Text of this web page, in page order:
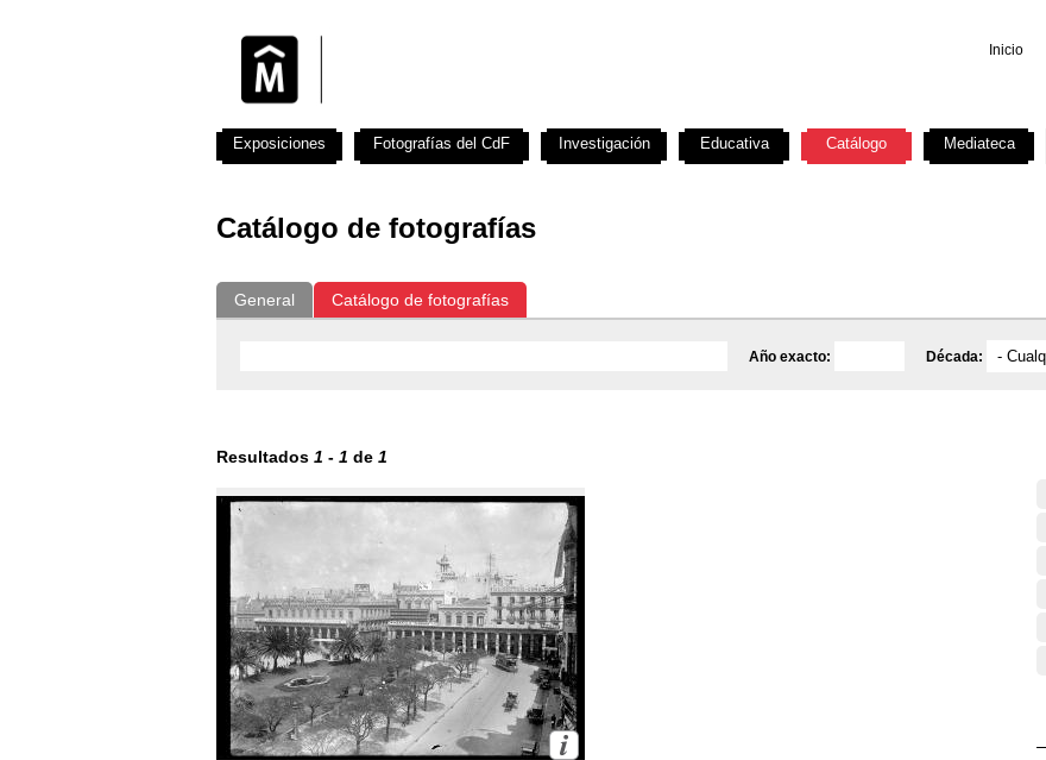
Inicio
Catálogo de fotografías
General Catálogo de fotografías
Año exacto: Década:
Resultados 1 - 1 de 1
Exposiciones Fotografías del CdF Investigación Educativa Catálogo Mediateca